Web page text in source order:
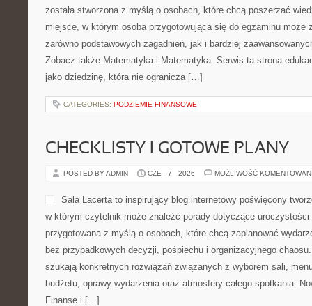
została stworzona z myślą o osobach, które chcą poszerzać
miejsce, w którym osoba przygotowująca się do egzaminu może
zarówno podstawowych zagadnień, jak i bardziej
Zobacz także Matematyka i Matematyka. Serwis ta strona
jako dziedzinę, która nie ogranicza […]
CATEGORIES: PODZIEMIE FINANSOWE
CHECKLISTY I GOTOWE PLANY
POSTED BY ADMIN CZE - 7 - 2026 MOŻLIWOŚĆ
Sala Lacerta to inspirujący blog internetowy poświęcony
w którym czytelnik może znaleźć porady dotyczące uroczystości
przygotowana z myślą o osobach, które chcą zaplanować
bez przypadkowych decyzji, pośpiechu i organizacyjnego
szukają konkretnych rozwiązań związanych z wyborem sali,
budżetu, oprawy wydarzenia oraz atmosfery całego spotkania.
Finanse i […]